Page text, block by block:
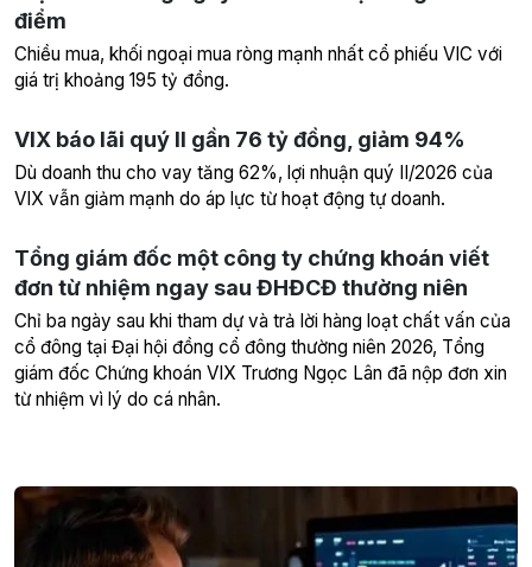
điểm
Chiều mua, khối ngoại mua ròng mạnh nhất cổ phiếu VIC với
giá trị khoảng 195 tỷ đồng.
VIX báo lãi quý II gần 76 tỷ đồng, giảm 94%
Dù doanh thu cho vay tăng 62%, lợi nhuận quý II/2026 của
VIX vẫn giảm mạnh do áp lực từ hoạt động tự doanh.
Tổng giám đốc một công ty chứng khoán viết
đơn từ nhiệm ngay sau ĐHĐCĐ thường niên
Chỉ ba ngày sau khi tham dự và trả lời hàng loạt chất vấn của
cổ đông tại Đại hội đồng cổ đông thường niên 2026, Tổng
giám đốc Chứng khoán VIX Trương Ngọc Lân đã nộp đơn xin
từ nhiệm vì lý do cá nhân.